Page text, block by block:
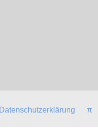
Datenschutzerklärung π